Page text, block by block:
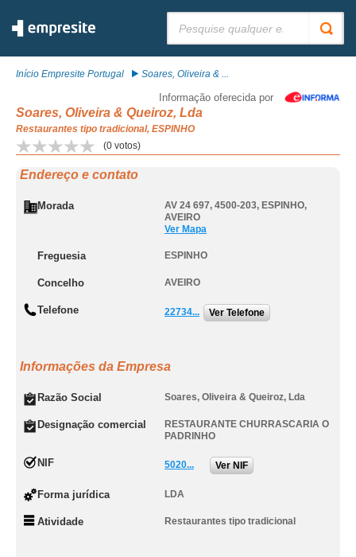
Início Empresite Portugal Soares, Oliveira & ...
Informação oferecida por
Soares, Oliveira & Queiroz, Lda
Restaurantes tipo tradicional, ESPINHO
(0 votos)
Endereço e contato
Morada AV 24 697, 4500-203, ESPINHO,
AVEIRO
Ver Mapa
Freguesia ESPINHO
Concelho AVEIRO
Telefone 22734... Ver Telefone
Informações da Empresa
Razão Social Soares, Oliveira & Queiroz, Lda
Designação comercial
RESTAURANTE CHURRASCARIA O
PADRINHO
NIF 5020... Ver NIF
Forma jurídica LDA
Atividade Restaurantes tipo tradicional